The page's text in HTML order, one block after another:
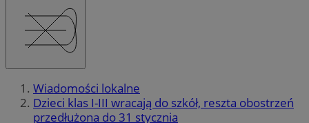
Wiadomości lokalne
Dzieci klas I-III wracają do szkół, reszta obostrzeń
przedłużona do 31 stycznia